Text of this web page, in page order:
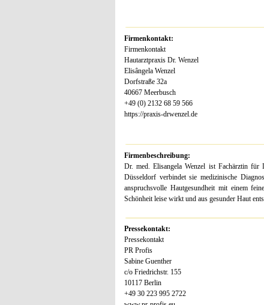
Firmenkontakt:
Firmenkontakt
Hautarztpraxis Dr. Wenzel
Elisângela Wenzel
Dorfstraße 32a
40667 Meerbusch
+49 (0) 2132 68 59 566
https://praxis-drwenzel.de
Firmenbeschreibung:
Dr. med. Elisangela Wenzel ist Fachärztin
Düsseldorf verbindet sie medizinische
anspruchsvolle Hautgesundheit mit einem
Schönheit leise wirkt und aus gesunder Haut
Pressekontakt:
Pressekontakt
PR Profis
Sabine Guenther
c/o Friedrichstr. 155
10117 Berlin
+49 30 223 995 2722